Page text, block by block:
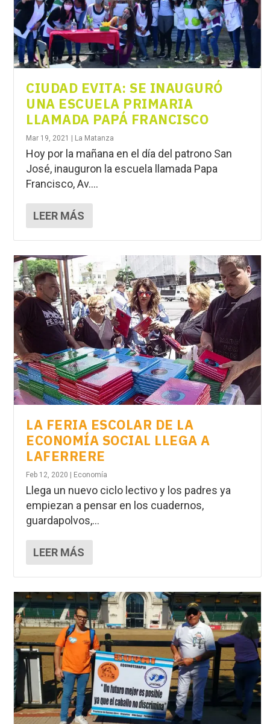
CIUDAD EVITA: SE INAUGURÓ
UNA ESCUELA PRIMARIA
LLAMADA PAPÁ FRANCISCO
Mar 19, 2021 | La Matanza
Hoy por la mañana en el día del patrono San
José, inauguron la escuela llamada Papa
Francisco, Av....
LEER MÁS
LA FERIA ESCOLAR DE LA
ECONOMÍA SOCIAL LLEGA A
LAFERRERE
Feb 12, 2020 | Economía
Llega un nuevo ciclo lectivo y los padres ya
empiezan a pensar en los cuadernos,
guardapolvos,...
LEER MÁS